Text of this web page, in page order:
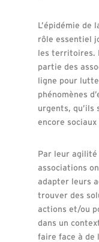
L’épidémie de
rôle essentiel
les territoires.
partie des
ligne pour
phénomènes
urgents,
encore
Par leur
associations
adapter leurs
trouver des
actions et/ou
dans un
faire face à de